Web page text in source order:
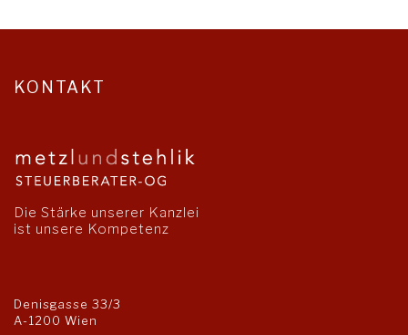
KONTAKT
Die Stärke unserer Kanzlei
ist unsere Kompetenz
Denisgasse 33/3
A-1200 Wien